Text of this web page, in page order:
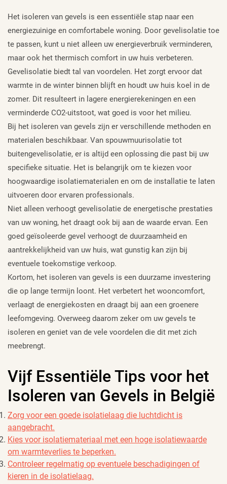
Het isoleren van gevels is een essentiële stap naar een
energiezuinige en comfortabele woning. Door gevelisolatie toe
te passen, kunt u niet alleen uw energieverbruik verminderen,
maar ook het thermisch comfort in uw huis verbeteren.
Gevelisolatie biedt tal van voordelen. Het zorgt ervoor dat
warmte in de winter binnen blijft en houdt uw huis koel in de
zomer. Dit resulteert in lagere energierekeningen en een
verminderde CO2-uitstoot, wat goed is voor het milieu.
Bij het isoleren van gevels zijn er verschillende methoden en
materialen beschikbaar. Van spouwmuurisolatie tot
buitengevelisolatie, er is altijd een oplossing die past bij uw
specifieke situatie. Het is belangrijk om te kiezen voor
hoogwaardige isolatiematerialen en om de installatie te laten
uitvoeren door ervaren professionals.
Niet alleen verhoogt gevelisolatie de energetische prestaties
van uw woning, het draagt ook bij aan de waarde ervan. Een
goed geïsoleerde gevel verhoogt de duurzaamheid en
aantrekkelijkheid van uw huis, wat gunstig kan zijn bij
eventuele toekomstige verkoop.
Kortom, het isoleren van gevels is een duurzame investering
die op lange termijn loont. Het verbetert het wooncomfort,
verlaagt de energiekosten en draagt bij aan een groenere
leefomgeving. Overweeg daarom zeker om uw gevels te
isoleren en geniet van de vele voordelen die dit met zich
meebrengt.
Vijf Essentiële Tips voor het
Isoleren van Gevels in België
Zorg voor een goede isolatielaag die luchtdicht is
aangebracht.
Kies voor isolatiemateriaal met een hoge isolatiewaarde
om warmteverlies te beperken.
Controleer regelmatig op eventuele beschadigingen of
kieren in de isolatielaag.